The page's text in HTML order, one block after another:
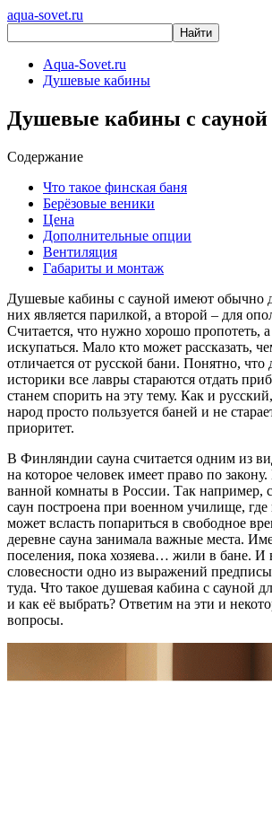
aqua-sovet.ru
Aqua-Sovet.ru
Душевые кабины
Душевые кабины с сауной
Содержание
Что такое финская баня
Берёзовые веники
Цена
Дополнительные опции
Вентиляция
Габариты и монтаж
Душевые кабины с сауной имеют обычно
них является парилкой, а второй – для
Считается, что нужно хорошо пропотеть,
искупаться. Мало кто может рассказать,
отличается от русской бани. Понятно,
историки все лавры стараются отдать
станем спорить на эту тему. Как и
народ просто пользуется баней и не
приоритет.
В Финляндии сауна считается одним из
на которое человек имеет право по
ванной комнаты в России. Так например,
саун построена при военном училище,
может всласть попариться в свободное
деревне сауна занимала важные места.
поселения, пока хозяева… жили в бане. И
словесности одно из выражений
туда. Что такое душевая кабина с сауной
и как её выбрать? Ответим на эти и
вопросы.